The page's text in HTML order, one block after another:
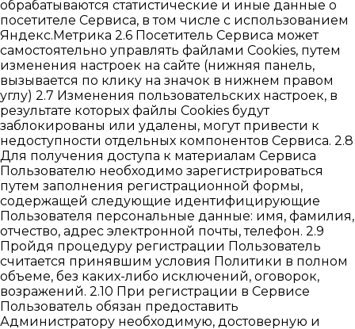
обрабатываются статистические и иные данные о
посетителе Сервиса, в том числе с использованием
Яндекс.Метрика 2.6 Посетитель Сервиса может
самостоятельно управлять файлами Cookies, путем
изменения настроек на сайте (нижняя панель,
вызывается по клику на значок в нижнем правом
углу) 2.7 Изменения пользовательских настроек, в
результате которых файлы Cookies будут
заблокированы или удалены, могут привести к
недоступности отдельных компонентов Сервиса. 2.8
Для получения доступа к материалам Сервиса
Пользователю необходимо зарегистрироваться
путем заполнения регистрационной формы,
содержащей следующие идентифицирующие
Пользователя персональные данные: имя, фамилия,
отчество, адрес электронной почты, телефон. 2.9
Пройдя процедуру регистрации Пользователь
считается принявшим условия Политики в полном
объеме, без каких-либо исключений, оговорок,
возражений. 2.10 При регистрации в Сервисе
Пользователь обязан предоставить
Администратору необходимую, достоверную и